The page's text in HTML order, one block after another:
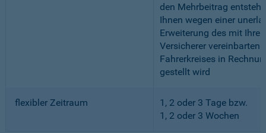
den Mehrbeitrag
Ihnen wegen einer
Erweiterung des mit
Versicherer vereinbarten
Fahrerkreises in
gestellt wird
flexibler Zeitraum
1, 2 oder 3 Tage bzw.
1, 2 oder 3 Wochen